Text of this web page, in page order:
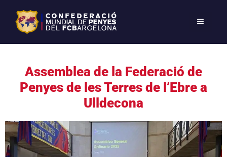
Assemblea de la Federació de
Penyes de les Terres de l’Ebre a
Ulldecona